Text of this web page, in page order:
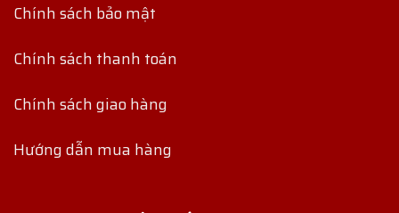
Chính sách bảo mật
Chính sách thanh toán
Chính sách giao hàng
Hướng dẫn mua hàng